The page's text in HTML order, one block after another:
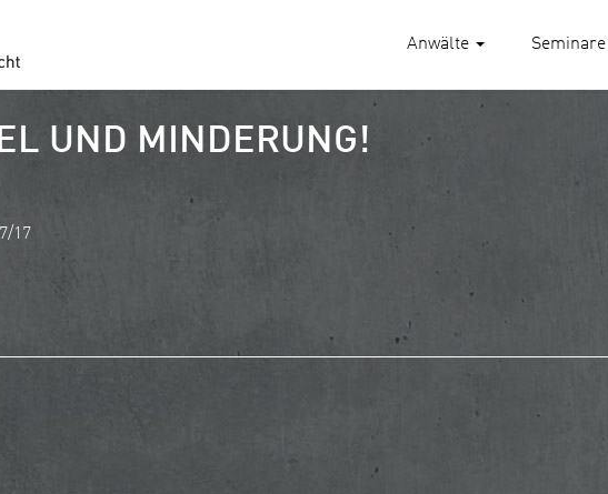
Anwälte Seminare
UND MINDERUNG!
17